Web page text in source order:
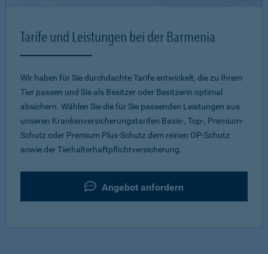
Tarife und Leistungen bei der Barmenia
Wir haben für Sie durchdachte Tarife entwickelt, die zu Ihrem
Tier passen und Sie als Besitzer oder Besitzerin optimal
absichern. Wählen Sie die für Sie passenden Leistungen aus
unseren Krankenversicherungstarifen Basis-, Top-, Premium-
Schutz oder Premium Plus-Schutz dem reinen OP-Schutz
sowie der Tierhalterhaftpflichtversicherung.
Angebot anfordern